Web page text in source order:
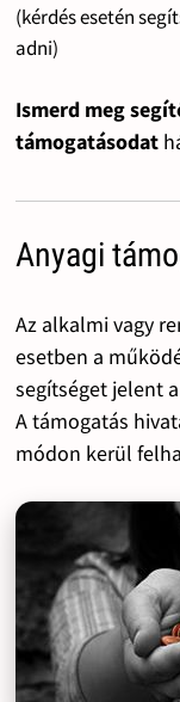
(kérdés esetén
adni)
Ismerd meg
támogatásodat
Anyagi
Az alkalmi vagy
esetben a
segítséget jelent
A támogatás
módon kerül